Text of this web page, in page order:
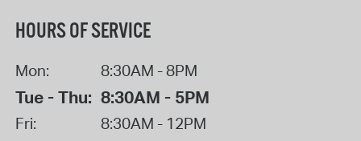
HOURS OF SERVICE
Mon: 8:30AM - 8PM
Tue - Thu: 8:30AM - 5PM
Fri: 8:30AM - 12PM